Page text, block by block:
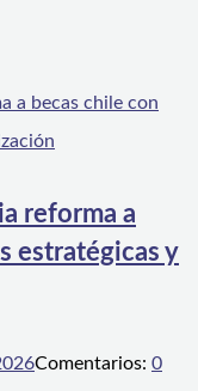
reforma a
estratégicas y
Comentarios: 0